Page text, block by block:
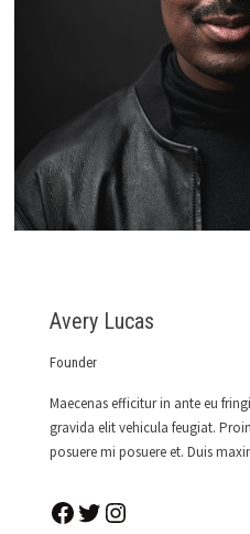
Avery Lucas
Founder
Maecenas efficitur in ante eu
gravida elit vehicula feugiat.
posuere mi posuere et. Duis